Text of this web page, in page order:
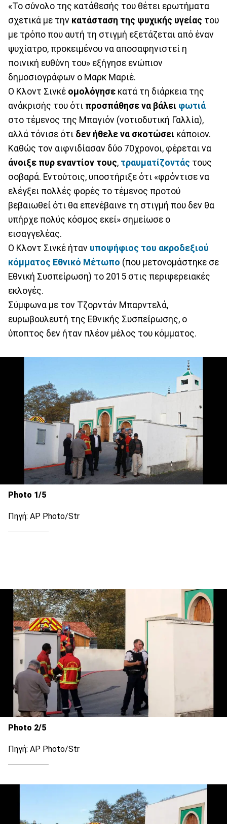
«Το σύνολο της κατάθεσής του θέτει ερωτήματα
σχετικά με την κατάσταση της ψυχικής υγείας του
με τρόπο που αυτή τη στιγμή εξετάζεται από έναν
ψυχίατρο, προκειμένου να αποσαφηνιστεί η
ποινική ευθύνη του» εξήγησε ενώπιον
δημοσιογράφων ο Μαρκ Μαριέ.
Ο Κλοντ Σινκέ ομολόγησε κατά τη διάρκεια της
ανάκρισής του ότι προσπάθησε να βάλει φωτιά
στο τέμενος της Μπαγιόν (νοτιοδυτική Γαλλία),
αλλά τόνισε ότι δεν ήθελε να σκοτώσει κάποιον.
Καθώς τον αιφνιδίασαν δύο 70χρονοι, φέρεται να
άνοιξε πυρ εναντίον τους, τραυματίζοντάς τους
σοβαρά. Εντούτοις, υποστήριξε ότι «φρόντισε να
ελέγξει πολλές φορές το τέμενος προτού
βεβαιωθεί ότι θα επενέβαινε τη στιγμή που δεν θα
υπήρχε πολύς κόσμος εκεί» σημείωσε ο
εισαγγελέας.
Ο Κλοντ Σινκέ ήταν υποψήφιος του ακροδεξιού
κόμματος Εθνικό Μέτωπο (που μετονομάστηκε σε
Εθνική Συσπείρωση) το 2015 στις περιφερειακές
εκλογές.
Σύμφωνα με τον Τζορντάν Μπαρντελά,
ευρωβουλευτή της Εθνικής Συσπείρωσης, ο
ύποπτος δεν ήταν πλέον μέλος του κόμματος.
Photo 1/5
Πηγή: AP Photo/Str
Photo 2/5
Πηγή: AP Photo/Str